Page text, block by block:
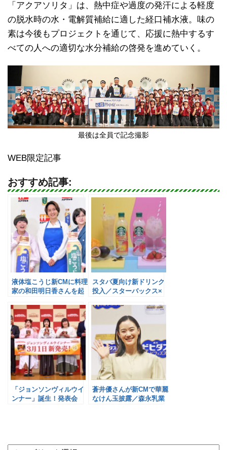
「アクアソリタ」は、熱中症や過度の発汗による軽度
の脱水時の水・電解質補給に適した経口補水液。味の
素は今後もプロジェクトを通じて、応援に熱中するす
べての人への適切な水分補給の啓発を進めていく。
最後は全員で記念撮影
WEB限定記事
おすすめ記事:
液体塩こうじ新CMに料理
家の和田明日香さんを起
スタバ夏向け新ドリンク
投入／スターバックス×
「ジョンソンヴィルウイ
ンナー」誕生！発表会
蒼井優さんが新CMで華麗
なけん玉披露／森永乳業